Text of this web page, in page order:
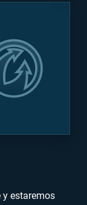
y estaremos